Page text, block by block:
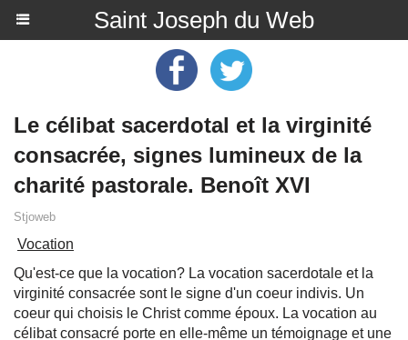
Saint Joseph du Web
Le célibat sacerdotal et la virginité
consacrée, signes lumineux de la
charité pastorale. Benoît XVI
Stjoweb
Vocation
Qu'est-ce que la vocation? La vocation sacerdotale et la
virginité consacrée sont le signe d'un coeur indivis. Un
coeur qui choisis le Christ comme époux. La vocation au
célibat consacré porte en elle-même un témoignage et une